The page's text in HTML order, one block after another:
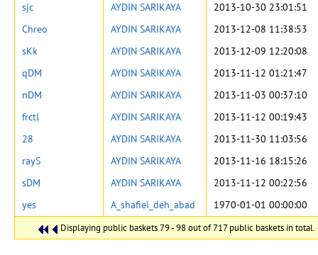
Displaying public baskets 79 - 98 out of 717 public baskets in total.
sjc
AYDIN SARIKAYA
2013-10-30 23:01:51
Chreo
AYDIN SARIKAYA
2013-12-08 11:38:53
sKk
AYDIN SARIKAYA
2013-12-09 12:20:08
qDM
AYDIN SARIKAYA
2013-11-12 01:21:47
nDM
AYDIN SARIKAYA
2013-11-03 00:37:10
frctl
AYDIN SARIKAYA
2013-11-12 00:19:43
28
AYDIN SARIKAYA
2013-11-30 11:03:56
rayS
AYDIN SARIKAYA
2013-11-16 18:15:26
sDM
AYDIN SARIKAYA
2013-11-12 00:22:56
yes
A_shafiei_deh_abad 1970-01-01 00:00:00